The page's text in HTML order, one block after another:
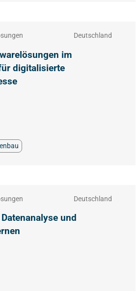
Deutschland
im
digitalisierte
Deutschland
und